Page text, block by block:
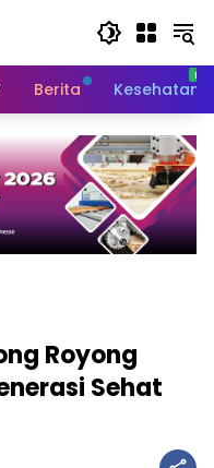
Berita Kesehatan
Royong
Sehat